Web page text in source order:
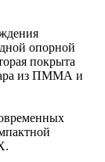
опорной
покрыта
из ПММА и